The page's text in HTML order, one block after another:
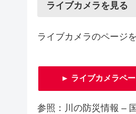
ライブカメラを見る
ライブカメラのページ
► ライブカメラペ
参照：川の防災情報 –